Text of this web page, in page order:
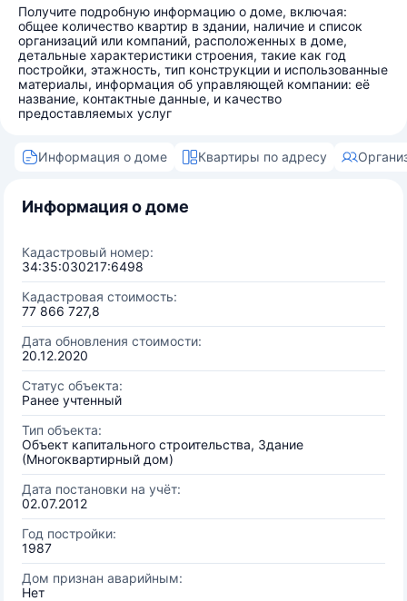
Получите подробную информацию о доме, включая:
общее количество квартир в здании, наличие и список
организаций или компаний, расположенных в доме,
детальные характеристики строения, такие как год
постройки, этажность, тип конструкции и использованные
материалы, информация об управляющей компании: её
название, контактные данные, и качество
предоставляемых услуг
Информация о доме Квартиры по адресу
Информация о доме
Кадастровый номер:
34:35:030217:6498
Кадастровая стоимость:
77 866 727,8
Дата обновления стоимости:
20.12.2020
Статус объекта:
Ранее учтенный
Тип объекта:
Объект капитального строительства, Здание
(Многоквартирный дом)
Дата постановки на учёт:
02.07.2012
Год постройки:
1987
Дом признан аварийным:
Нет